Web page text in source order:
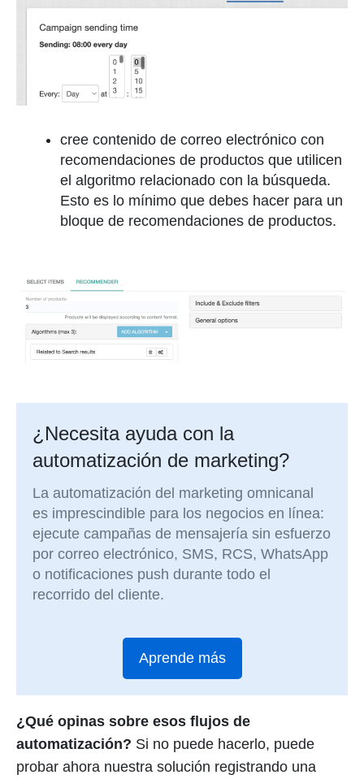
cree contenido de correo electrónico con
recomendaciones de productos que utilicen
el algoritmo relacionado con la búsqueda.
Esto es lo mínimo que debes hacer para un
bloque de recomendaciones de productos.
¿Necesita ayuda con la
automatización de marketing?
La automatización del marketing omnicanal
es imprescindible para los negocios en línea:
ejecute campañas de mensajería sin esfuerzo
por correo electrónico, SMS, RCS, WhatsApp
o notificaciones push durante todo el
recorrido del cliente.
Aprende más
¿Qué opinas sobre esos flujos de
automatización? Si no puede hacerlo, puede
probar ahora nuestra solución registrando una